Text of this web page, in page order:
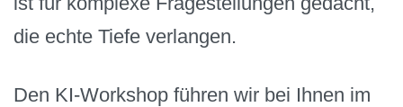
die echte Tiefe verlangen.
Den KI-Workshop führen wir bei Ihnen im